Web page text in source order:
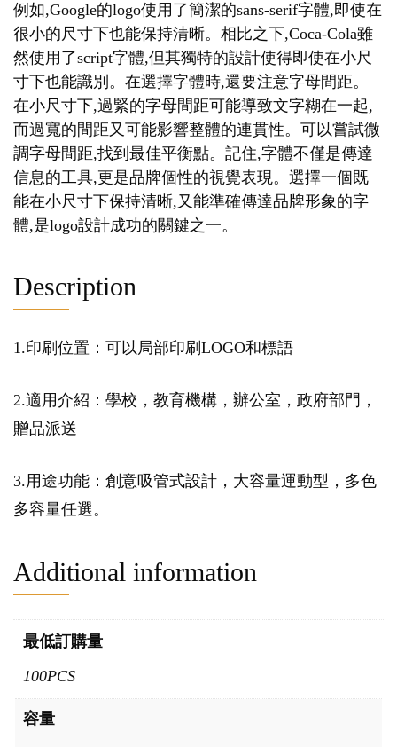
例如,Google的logo使用了簡潔的sans-serif字體,即使在
很小的尺寸下也能保持清晰。相比之下,Coca-Cola雖
然使用了script字體,但其獨特的設計使得即使在小尺
寸下也能識別。在選擇字體時,還要注意字母間距。
在小尺寸下,過緊的字母間距可能導致文字糊在一起,
而過寬的間距又可能影響整體的連貫性。可以嘗試微
調字母間距,找到最佳平衡點。記住,字體不僅是傳達
信息的工具,更是品牌個性的視覺表現。選擇一個既
能在小尺寸下保持清晰,又能準確傳達品牌形象的字
體,是logo設計成功的關鍵之一。
Description
1.印刷位置：可以局部印刷LOGO和標語
2.適用介紹：學校，教育機構，辦公室，政府部門，
贈品派送
3.用途功能：創意吸管式設計，大容量運動型，多色
多容量任選。
Additional information
最低訂購量
100PCS
容量